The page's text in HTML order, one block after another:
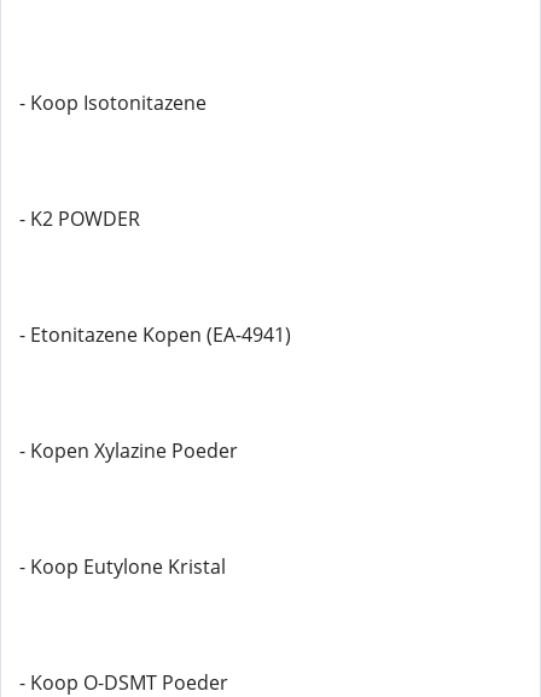
- Koop Isotonitazene
- K2 POWDER
- Etonitazene Kopen (EA-4941)
- Kopen Xylazine Poeder
- Koop Eutylone Kristal
- Koop O-DSMT Poeder